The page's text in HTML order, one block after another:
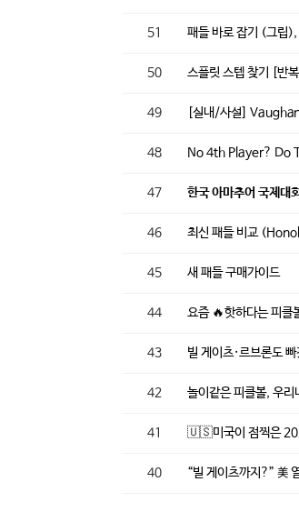
51 패들 바로 잡기 (그
50 스플릿 스텝 찾기 [반복
49 [실내/사설]
48 No 4th Player? Do
47 한국 아마추어 국제대
46 최신 패들 비교
45 새 패들 구매가이드
44 요즘 🔥핫하다는 피클
43 빌 게이츠·르브론도
42 놀이같은 피클볼, 우
41 🇺🇸미국이 점찍은
40 “빌 게이츠까지?” 美